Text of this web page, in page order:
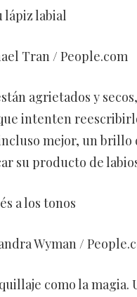
lápiz labial
Tran / People.com
agrietados y
intenten
mejor, un
su producto de
a los tonos
Wyman /
como la